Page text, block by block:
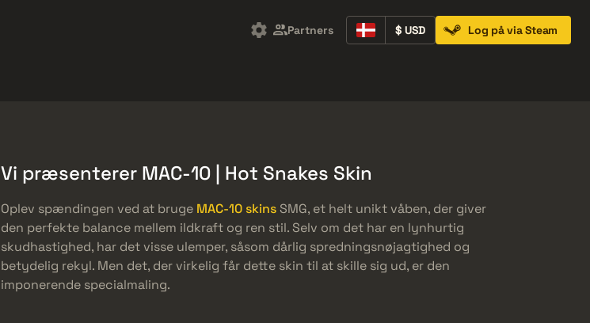
Partners $ USD Log på via Steam
Vi præsenterer MAC-10 | Hot Snakes Skin
Oplev spændingen ved at bruge MAC-10 skinsSMG, et helt unikt våben, der giver
den perfekte balance mellem ildkraft og ren stil. Selv om det har en lynhurtig
skudhastighed, har det visse ulemper, såsom dårlig spredningsnøjagtighed og
betydelig rekyl. Men det, der virkelig får dette skin til at skille sig ud, er den
imponerende specialmaling.